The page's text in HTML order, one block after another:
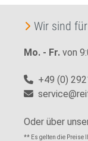
Wir sind
Mo. - Fr. von
+49 (0)
Oder über
** Es gelten die Preise